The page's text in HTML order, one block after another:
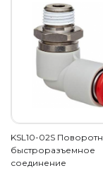
KSL10-02S
быстроразъемное
соединение